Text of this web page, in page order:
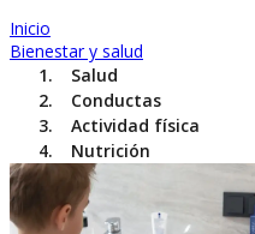
Inicio
Bienestar y salud
Salud
Conductas
Actividad física
Nutrición